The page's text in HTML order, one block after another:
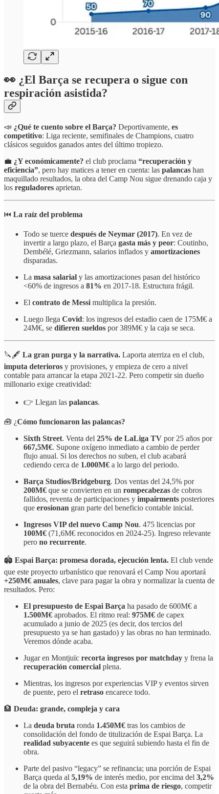
👀 ¿El Barça se recupera o sigue con
respiración asistida?
📣 ¿Qué te cuento sobre el Barça? Deportivamente, es
competitivo: Liga reciente, semifinales de Champions, cuatro
clásicos seguidos ganados antes del último tropiezo.
💼 ¿Y económicamente? el club proclama “recuperación y
eficiencia”, pero hay matices a tener en cuenta: las palancas han
maquillado resultados, la obra del Camp Nou sigue drenando caja y
los reguladores aprietan.
⏮️ La raíz del problema
Todo se tuerce después de Neymar (2017). En vez de
invertir a largo plazo, el Barça gasta más y peor: Coutinho,
Dembélé, Griezmann, salarios inflados y amortizaciones
disparadas.
La masa salarial y las amortizaciones pasan del histórico
<60% de ingresos a 81% en 2017-18. Estructura frágil.
El contrato de Messi multiplica la presión.
Luego llega Covid: los ingresos del estadio caen de 175M€ a
24M€, se difieren sueldos por 389M€ y la caja se seca.
🔪🖋️ La gran purga y la narrativa. Laporta aterriza en el club,
imputa deterioros y provisiones, y empieza de cero a nivel
contable para arrancar la etapa 2021-22. Pero competir sin dueño
millonario exige creatividad:
👉 Llegan las palancas.
🧰 ¿Cómo funcionaron las palancas?
Sixth Street. Venta del 25% de LaLiga TV por 25 años por
667,5M€. Supone oxígeno inmediato a cambio de perder
flujo anual. Si los derechos no suben, el club acabará
cediendo cerca de 1.000M€ a lo largo del periodo.
Barça Studios/Bridgeburg. Dos ventas del 24,5% por
200M€ que se convierten en un rompecabezas de cobros
fallidos, reventa de participaciones y impairments posteriores
que erosionan gran parte del beneficio contable inicial.
Ingresos VIP del nuevo Camp Nou. 475 licencias por
100M€ (71,6M€ reconocidos en 2024-25). Ingreso relevante
pero no recurrente.
🏟️ Espai Barça: promesa dorada, ejecución lenta. El club vende
que este proyecto urbanístico que renovará el Camp Nou aportará
+250M€ anuales, clave para pagar la obra y normalizar la cuenta de
resultados. Pero:
El presupuesto de Espai Barça ha pasado de 600M€ a
1.500M€ aprobados. El ritmo real: 975M€ de capex
acumulado a junio de 2025 (es decir, dos tercios del
presupuesto ya se han gastado) y las obras no han terminado.
Veremos dónde acaba.
Jugar en Montjuïc recorta ingresos por matchday y frena la
recuperación comercial plena.
Mientras, los ingresos por experiencias VIP y eventos sirven
de puente, pero el retraso encarece todo.
🏦 Deuda: grande, compleja y cara
La deuda bruta ronda 1.450M€ tras los cambios de
consolidación del fondo de titulización de Espai Barça. La
realidad subyacente es que seguirá subiendo hasta el fin de
obra.
Parte del pasivo “legacy” se refinancia; una porción de Espai
Barça queda al 5,19% de interés medio, por encima del 3,2%
de la obra del Bernabéu. Con esta prima de riesgo, competir